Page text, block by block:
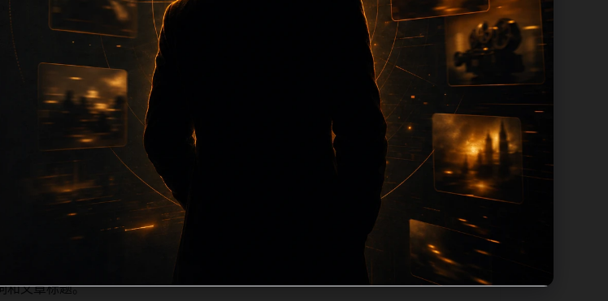
留相关问题、站内推荐和清晰的层级路径，减少用户反复返回搜索页。第5篇作为
并为后续专题聚合提供可点击入口。如果后续发现页面缺图、标题过短、描述为空
化的方式持续补充。
和文章标题。